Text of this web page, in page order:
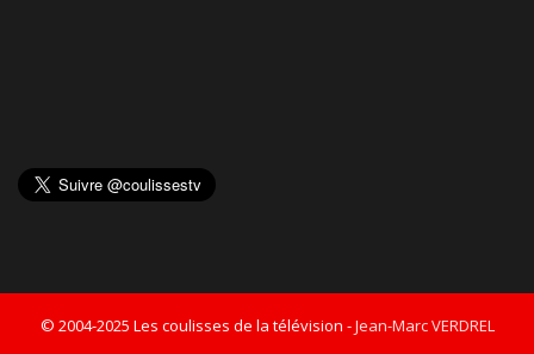
© 2004-2025 Les coulisses de la télévision -Jean-Marc VERDREL